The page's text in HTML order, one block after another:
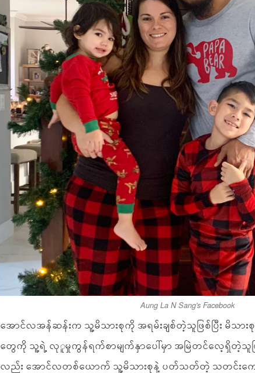
Aung La N Sang's Facebook
အောင်လအန်ဆန်းက သူ့မိသားစုကို အရမ်းချစ်တဲ့သူဖြစ်ပြီး မိသ
တွေကို သူ့ရဲ့ လုူမှုကွန်ရက်စာမျက်နှာပေါ်မှာ အမြဲတင်လေ့ရှိတဲ့သူဖ
လည်း အောင်လတစ်ယောက် သူ့မိသားစုနဲ့ ပတ်သတ်တဲ့ သတင်းကော